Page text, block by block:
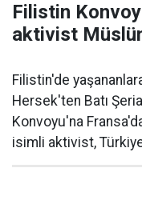
Filistin
aktivist
Filistin'de
Hersek'ten Batı
Konvoyu'na
isimli aktivist,